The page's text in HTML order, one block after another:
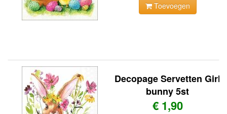
Toevoegen
Decopage Servetten Girl
bunny 5st
€ 1,90